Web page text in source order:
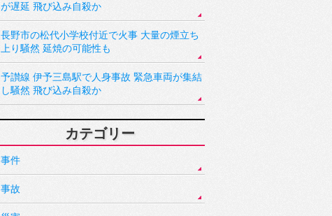
が遅延 飛び込み自殺か
長野市の松代小学校付近で火事 大量の煙立ち
上り騒然 延焼の可能性も
予讃線 伊予三島駅で人身事故 緊急車両が集結
し騒然 飛び込み自殺か
カテゴリー
事件
事故